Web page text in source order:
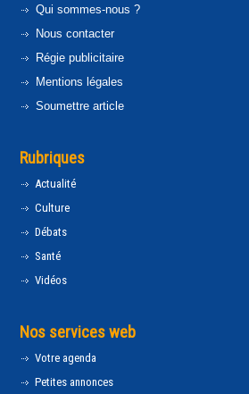
Qui sommes-nous ?
Nous contacter
Régie publicitaire
Mentions légales
Soumettre article
Rubriques
Actualité
Culture
Débats
Santé
Vidéos
Nos services web
Votre agenda
Petites annonces